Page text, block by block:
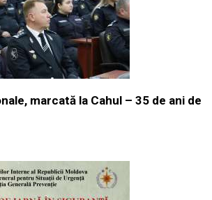
marcată la Cahul – 35 de ani de